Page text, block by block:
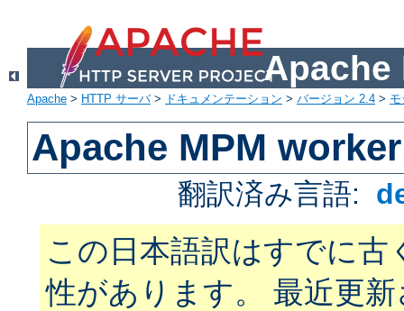
Apache
Apache > HTTP サーバ> ドキュメンテーション > バージョン 2.4 >
Apache MPM worker
翻訳済み言語:
この日本語訳はすでに古
性があります。 最近更